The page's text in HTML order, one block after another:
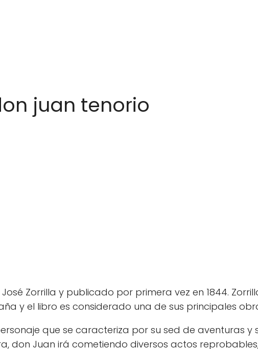
juan tenorio
Zorrilla y publicado por primera vez en 1844.
y el libro es considerado una de sus principales
que se caracteriza por su sed de aventuras
don Juan irá cometiendo diversos actos